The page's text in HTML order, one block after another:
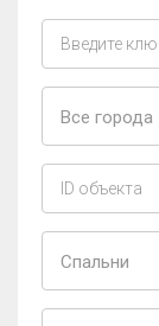
Все города
Спальни